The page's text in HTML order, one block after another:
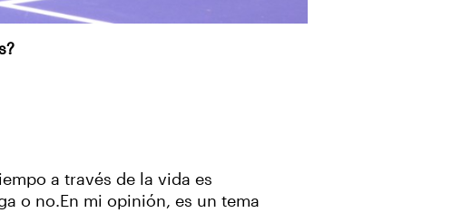
a través de la vida es
o no.En mi opinión, es un tema